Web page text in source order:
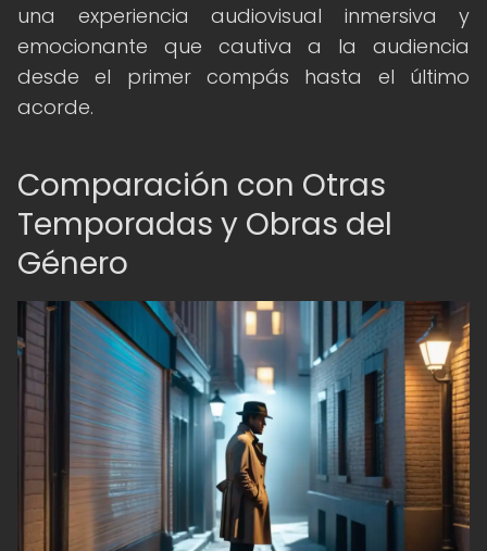
una experiencia audiovisual inmersiva y
emocionante que cautiva a la audiencia
desde el primer compás hasta el último
acorde.
Comparación con Otras
Temporadas y Obras del
Género